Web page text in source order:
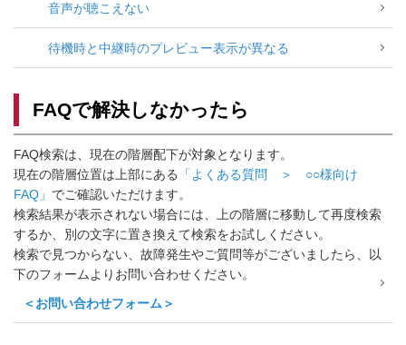
音声が聴こえない
待機時と中継時のプレビュー表示が異なる
FAQで解決しなかったら
FAQ検索は、現在の階層配下が対象となります。
現在の階層位置は上部にある
「よくある質問 ＞ ○○様向け
FAQ」 でご確認いただけます。
検索結果が表示されない場合には、上の階層に移動して再度検索
するか、別の文字に置き換えて検索をお試しください。
検索で見つからない、故障発生やご質問等がございましたら、以
下のフォームよりお問い合わせください。
＜お問い合わせフォーム＞